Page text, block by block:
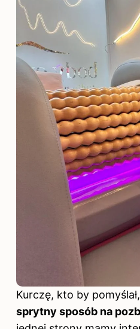
Kurczę, kto by
sprytny sposób na